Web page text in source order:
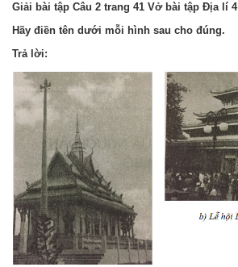
Giải bài tập Câu 2 trang 41 Vở bài tập Địa lí 4
Hãy điền tên dưới mỗi hình sau cho đúng.
Trả lời: